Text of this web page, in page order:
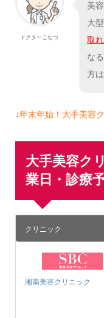
ドクターこなつ
美
大
取
な
方
↓年末年始！大手美容
大手美容ク
業日・診療
クリニック
湘南美容クリニック